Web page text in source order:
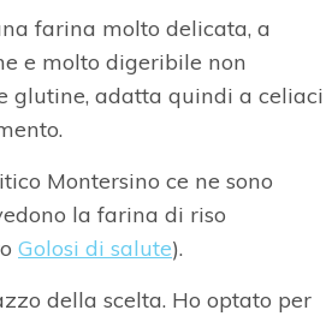
farina molto delicata, a
e molto digeribile non
glutine, adatta quindi a celiaci
Montersino ce ne sono
la farina di riso
Golosi di salute).
della scelta. Ho optato per